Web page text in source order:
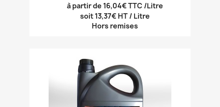
à partir de 16,04€ TTC /Litre
soit 13,37€ HT / Litre
Hors remises